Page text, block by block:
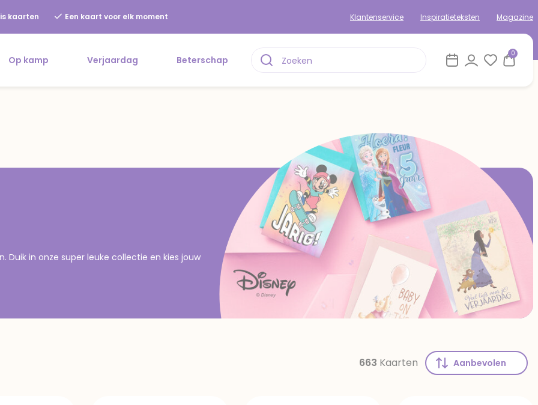
kaarten Een kaart voor elk moment Klantenservice Inspiratieteksten Magazine
Op kamp Verjaardag Beterschap
0
Duik in onze super leuke collectie en kies jouw
663 Kaarten